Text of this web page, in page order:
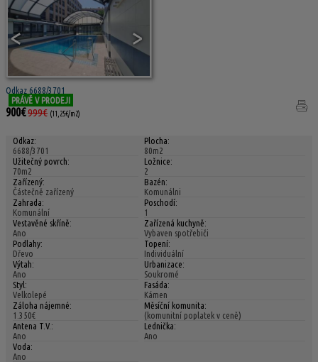
< >
Odkaz 6688/3701
PRÁVĚ V PRODEJI
900€999€ (11,25€/m2)
Odkaz:
6688/3701
Plocha:
80m2
Užitečný povrch:
70m2
Ložnice:
2
Zařízený:
Částečně zařízený
Bazén:
Komunálni
Zahrada:
Komunální
Poschodí:
1
Vestavěné skříně:
Ano
Zařízená kuchyně:
Vybaven spotřebiči
Podlahy:
Dřevo
Topení:
Individuální
Výtah:
Ano
Urbanizace:
Soukromé
Styl:
Velkolepé
Fasáda:
Kámen
Záloha nájemné:
1.350€
Měsíční komunita:
(komunitní poplatek v ceně)
Antena T.V.:
Ano
Lednička:
Ano
Voda:
Ano